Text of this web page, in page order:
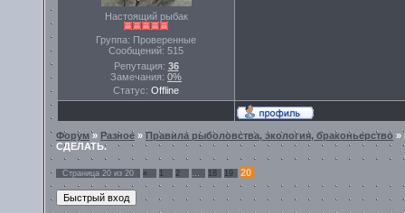
Настоящий рыбак
Группа: Проверенные
Сообщений: 515
Репутация: 36
Замечания: 0%
Статус: Offline
Форум» Разное » Правила рыболовства, экология, браконьерство »
СДЕЛАТЬ.
Страница 20 из 20 « 1 2 … 18 19 20